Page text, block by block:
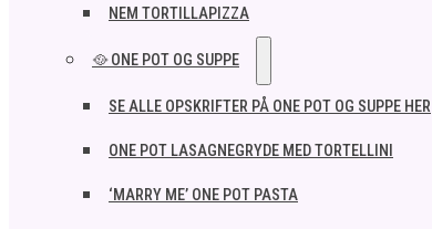
NEM TORTILLAPIZZA
🥘 ONE POT OG SUPPE
SE ALLE OPSKRIFTER PÅ ONE POT OG SUPPE HER
ONE POT LASAGNEGRYDE MED TORTELLINI
‘MARRY ME’ ONE POT PASTA